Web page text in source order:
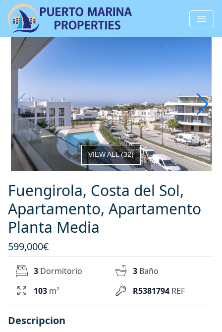
VIEW ALL(32)
Fuengirola, Costa del Sol,
Apartamento, Apartamento
Planta Media
599,000€
R5381794 REF
3 Dormitorio 3 Baño
103 m²
Descripcion